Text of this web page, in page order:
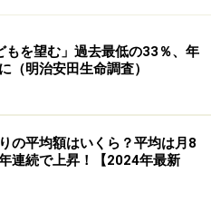
もを望む」過去最低の33％、年
（明治安田生命調査）
の平均額はいくら？平均は月8
連続で上昇！【2024年最新